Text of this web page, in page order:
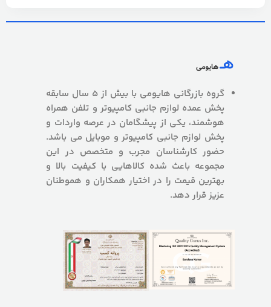
گروه بازرگانی هایومی با بیش از 5 سال سابقه
پخش عمده لوازم جانبی کامپیوتر و تلفن همراه
هوشمند، یکی از پیشگامان در عرصه واردات و
پخش لوازم جانبی کامپیوتر و موبایل می باشد.
حضور کارشناسان مجرب و متخصص در این
مجموعه باعث شده کالاهایی با کیفیت بالا و
بهترین قیمت را در اختیار همکاران و هموطنان
عزیز قرار دهد.